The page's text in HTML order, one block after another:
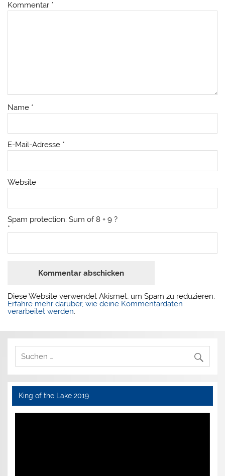
Kommentar *
Name *
E-Mail-Adresse *
Website
Spam protection: Sum of 8 + 9 ?
*
Diese Website verwendet Akismet, um Spam zu reduzieren.
Erfahre mehr darüber, wie deine Kommentardaten
verarbeitet werden.
King of the Lake 2019